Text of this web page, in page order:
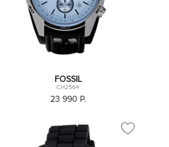
FOSSIL
CH2564
23 990 P.